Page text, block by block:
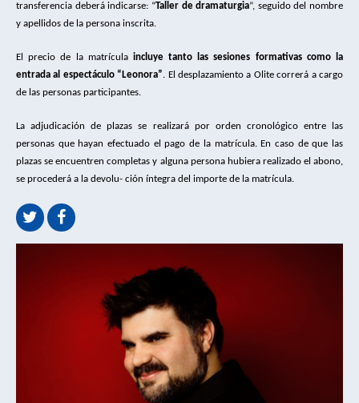
transferencia deberá indicarse: “Taller de dramaturgia”, seguido del nombre
y apellidos de la persona inscrita.
El precio de la matrícula incluye tanto las sesiones formativas como la
entrada al espectáculo “Leonora”. El desplazamiento a Olite correrá a cargo
de las personas participantes.
La adjudicación de plazas se realizará por orden cronológico entre las
personas que hayan efectuado el pago de la matrícula. En caso de que las
plazas se encuentren completas y alguna persona hubiera realizado el abono,
se procederá a la devolu- ción íntegra del importe de la matrícula.